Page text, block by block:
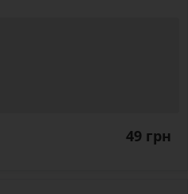
49 грн